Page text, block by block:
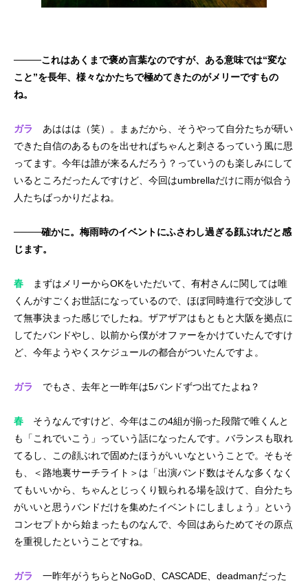
────これはあくまで褒め言葉なのですが、ある意味では“変な
こと”を長年、様々なかたちで極めてきたのがメリーですもの
ね。
ガラ
あははは（笑）。まぁだから、そうやって自分たちが研い
できた自信のあるものを出せればちゃんと刺さるっていう風に思
ってます。今年は誰が来るんだろう？っていうのも楽しみにして
いるところだったんですけど、今回はumbrellaだけに雨が似合う
人たちばっかりだよね。
────確かに。梅雨時のイベントにふさわし過ぎる顔ぶれだと感
じます。
春 まずはメリーからOKをいただいて、有村さんに関しては唯
くんがすごくお世話になっているので、ほぼ同時進行で交渉して
て無事決まった感じでしたね。ザアザアはもともと大阪を拠点に
してたバンドやし、以前から僕がオファーをかけていたんですけ
ど、今年ようやくスケジュールの都合がついたんですよ。
ガラ でもさ、去年と一昨年は5バンドずつ出てたよね？
春 そうなんですけど、今年はこの4組が揃った段階で唯くんと
も「これでいこう」っていう話になったんです。バランスも取れ
てるし、この顔ぶれで固めたほうがいいなということで。そもそ
も、＜路地裏サーチライト＞は「出演バンド数はそんな多くなく
てもいいから、ちゃんとじっくり観られる場を設けて、自分たち
がいいと思うバンドだけを集めたイベントにしましょう」という
コンセプトから始まったものなんで、今回はあらためてその原点
を重視したということですね。
ガラ
一昨年がうちらとNoGoD、CASCADE、deadmanだった